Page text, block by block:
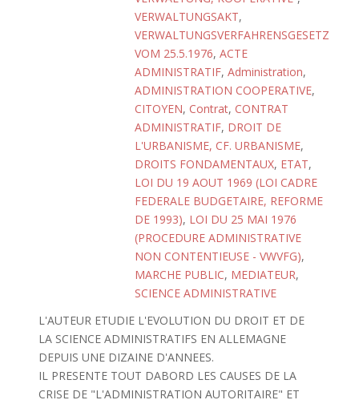
VERWALTUNGSAKT,
VERWALTUNGSVERFAHRENSGESETZ
VOM 25.5.1976, ACTE
ADMINISTRATIF, Administration,
ADMINISTRATION COOPERATIVE,
CITOYEN, Contrat, CONTRAT
ADMINISTRATIF, DROIT DE
L'URBANISME, CF. URBANISME,
DROITS FONDAMENTAUX, ETAT,
LOI DU 19 AOUT 1969 (LOI CADRE
FEDERALE BUDGETAIRE, REFORME
DE 1993), LOI DU 25 MAI 1976
(PROCEDURE ADMINISTRATIVE
NON CONTENTIEUSE - VWVFG),
MARCHE PUBLIC, MEDIATEUR,
SCIENCE ADMINISTRATIVE
L'AUTEUR ETUDIE L'EVOLUTION DU DROIT ET DE
LA SCIENCE ADMINISTRATIFS EN ALLEMAGNE
DEPUIS UNE DIZAINE D'ANNEES.
IL PRESENTE TOUT DABORD LES CAUSES DE LA
CRISE DE "L'ADMINISTRATION AUTORITAIRE" ET